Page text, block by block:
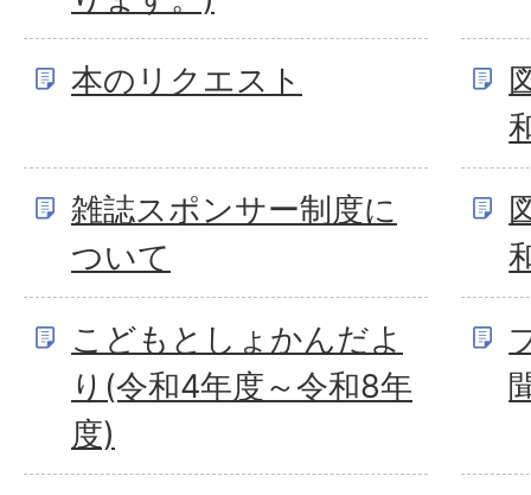
本のリクエスト
雑誌スポンサー制度に
ついて
こどもとしょかんだよ
り(令和4年度～令和8年
度)